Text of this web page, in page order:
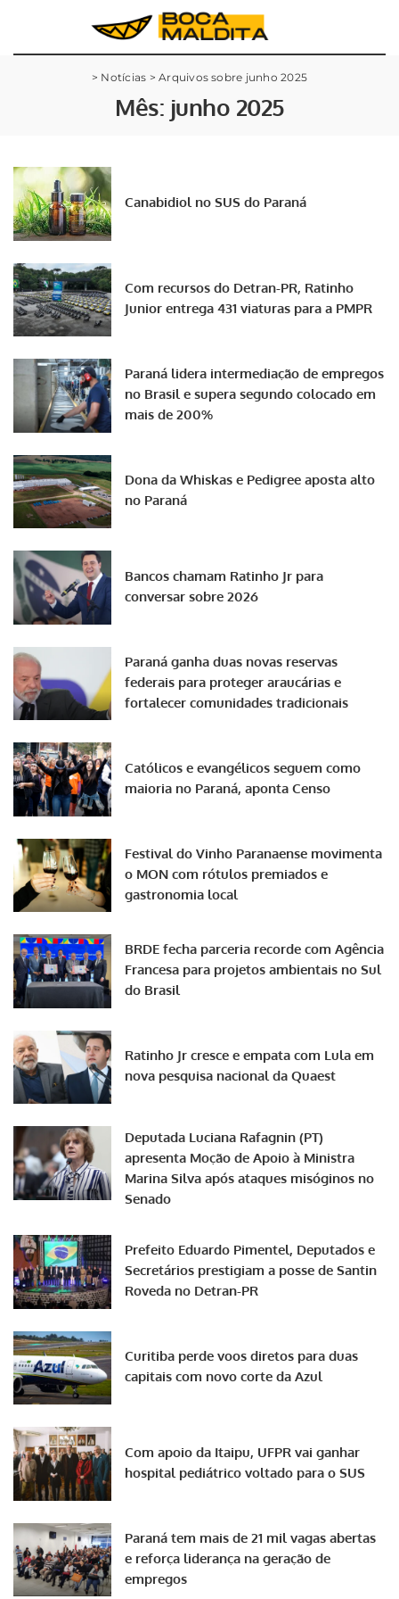
> Notícias >Arquivos sobre junho 2025
Mês: junho 2025
Canabidiol no SUS do Paraná
Com recursos do Detran-PR, Ratinho
Junior entrega 431 viaturas para a PMPR
Paraná lidera intermediação de empregos
no Brasil e supera segundo colocado em
mais de 200%
Dona da Whiskas e Pedigree aposta alto
no Paraná
Bancos chamam Ratinho Jr para
conversar sobre 2026
Paraná ganha duas novas reservas
federais para proteger araucárias e
fortalecer comunidades tradicionais
Católicos e evangélicos seguem como
maioria no Paraná, aponta Censo
Festival do Vinho Paranaense movimenta
o MON com rótulos premiados e
gastronomia local
BRDE fecha parceria recorde com Agência
Francesa para projetos ambientais no Sul
do Brasil
Ratinho Jr cresce e empata com Lula em
nova pesquisa nacional da Quaest
Deputada Luciana Rafagnin (PT)
apresenta Moção de Apoio à Ministra
Marina Silva após ataques misóginos no
Senado
Prefeito Eduardo Pimentel, Deputados e
Secretários prestigiam a posse de Santin
Roveda no Detran-PR
Curitiba perde voos diretos para duas
capitais com novo corte da Azul
Com apoio da Itaipu, UFPR vai ganhar
hospital pediátrico voltado para o SUS
Paraná tem mais de 21 mil vagas abertas
e reforça liderança na geração de
empregos